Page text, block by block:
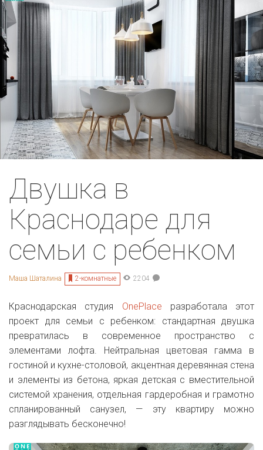
Двушка в
Краснодаре для
семьи с ребенком
Маша Шаталина 2-комнатные 2204
Краснодарская студия OnePlace разработала этот
проект для семьи с ребенком: стандартная двушка
превратилась в современное пространство с
элементами лофта. Нейтральная цветовая гамма в
гостиной и кухне-столовой, акцентная деревянная стена
и элементы из бетона, яркая детская с вместительной
системой хранения, отдельная гардеробная и грамотно
спланированный санузел, — эту квартиру можно
разглядывать бесконечно!